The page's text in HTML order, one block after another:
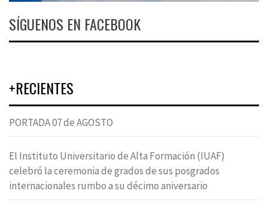
SÍGUENOS EN FACEBOOK
+RECIENTES
PORTADA 07 de AGOSTO
El Instituto Universitario de Alta Formación (IUAF)
celebró la ceremonia de grados de sus posgrados
internacionales rumbo a su décimo aniversario